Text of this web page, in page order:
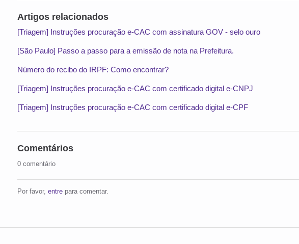
Artigos relacionados
[Triagem] Instruções procuração e-CAC com assinatura GOV - selo ouro
[São Paulo] Passo a passo para a emissão de nota na Prefeitura.
Número do recibo do IRPF: Como encontrar?
[Triagem] Instruções procuração e-CAC com certificado digital e-CNPJ
[Triagem] Instruções procuração e-CAC com certificado digital e-CPF
Comentários
0 comentário
Por favor,entre para comentar.